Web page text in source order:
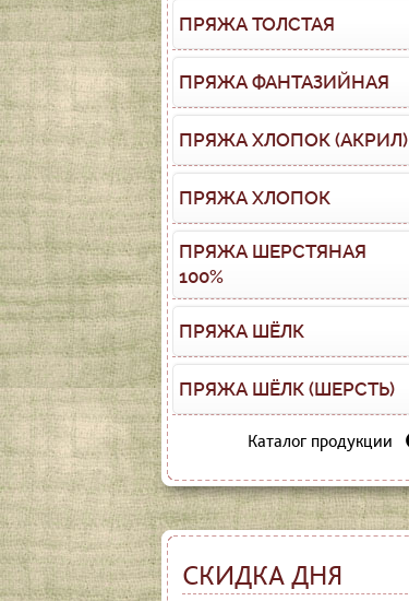
ПРЯЖА ТОЛСТАЯ
ПРЯЖА ФАНТАЗИЙНАЯ
ПРЯЖА ХЛОПОК (АКРИЛ)
ПРЯЖА ХЛОПОК
ПРЯЖА ШЕРСТЯНАЯ
100%
ПРЯЖА ШЁЛК
ПРЯЖА ШЁЛК (ШЕРСТЬ)
Каталог продукции
СКИДКА ДНЯ